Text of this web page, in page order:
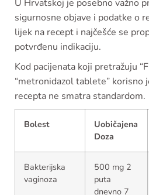
U Hrvatskoj je posebno važno
sigurnosne objave i podatke o
lijek na recept i najčešće se
potvrđenu indikaciju.
Kod pacijenata koji pretražuju
“metronidazol tablete” korisno
recepta ne smatra standardom.
Bolest
Uobičajena
Doza
Bakterijska
vaginoza
500 mg 2
puta
dnevno 7